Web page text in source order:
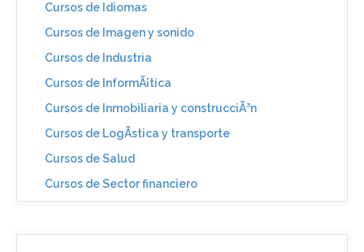
Cursos de Idiomas
Cursos de Imagen y sonido
Cursos de Industria
Cursos de InformÃ¡tica
Cursos de Inmobiliaria y construcciÃ³n
Cursos de LogÃ­stica y transporte
Cursos de Salud
Cursos de Sector financiero